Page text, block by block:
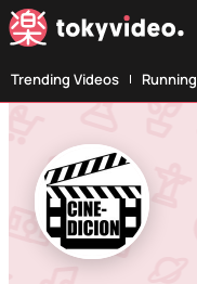
Trending Videos Running